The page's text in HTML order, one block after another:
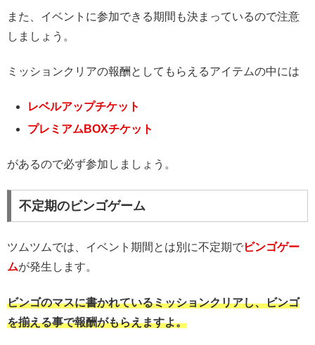
また、イベントに参加できる期間も決まっているので注意
しましょう。
ミッションクリアの報酬としてもらえるアイテムの中には
レベルアップチケット
プレミアムBOXチケット
があるので必ず参加しましょう。
不定期のビンゴゲーム
ツムツムでは、イベント期間とは別に不定期でビンゴゲー
ムが発生します。
ビンゴのマスに書かれているミッションクリアし、ビンゴ
を揃える事で報酬がもらえますよ。